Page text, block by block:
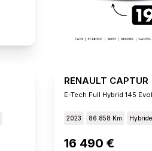
RENAULT CAPTUR
E-Tech Full Hybrid 145
2023 86 858 Km Hybride
16 490 €